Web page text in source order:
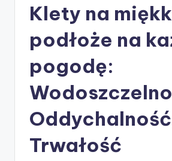
Klety na
podłoże na
pogodę:
Trwałość